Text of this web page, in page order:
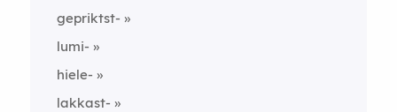
gepriktst-
lumi-
hiele-
lakkast-